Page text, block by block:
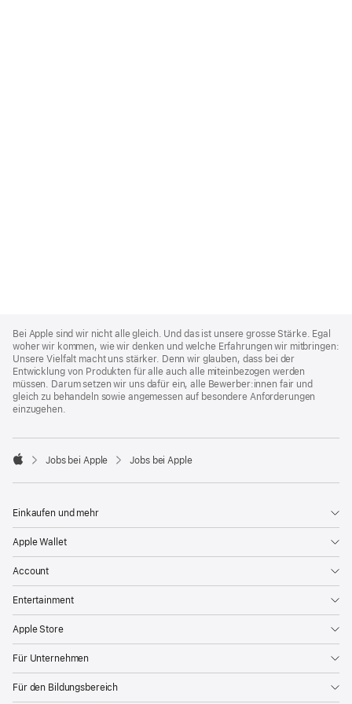
Footer
Bei Apple sind wir nicht alle gleich. Und das ist unsere grosse Stärke. Egal
woher wir kommen, wie wir denken und welche Erfahrungen wir mitbringen:
Unsere Vielfalt macht uns stärker. Denn wir glauben, dass bei der
Entwicklung von Produkten für alle auch alle miteinbezogen werden
müssen. Darum setzen wir uns dafür ein, alle Bewerber:innen fair und
gleich zu behandeln sowie angemessen auf besondere Anforderungen
einzugehen.

Jobs bei Apple Jobs bei Apple
Einkaufen und mehr
Apple Wallet
Account
Entertainment
Apple Store
Für Unternehmen
Für den Bildungsbereich